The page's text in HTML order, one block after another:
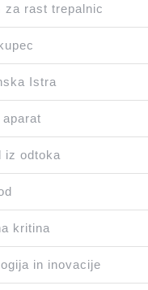
za rast trepalnic
Istra
iz odtoka
kritina
in inovacije